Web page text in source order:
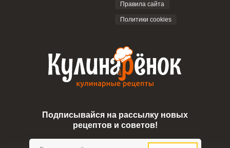
Правила сайта
Политики cookies
Подписывайся на рассылку новых
рецептов и советов!